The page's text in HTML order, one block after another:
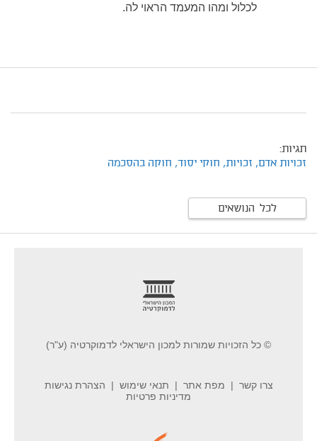
לכלול ומהו המעמד הראוי לה.
תגיות:
זכויות אדם, זכויות, חוקי יסוד, חוקה בהסכמה
לכל הנושאים
© כל הזכויות שמורות למכון הישראלי לדמוקרטיה (ע"ר)
צרו קשר מפת אתר תנאי שימוש
הצהרת נגישות
מדיניות פרטיות